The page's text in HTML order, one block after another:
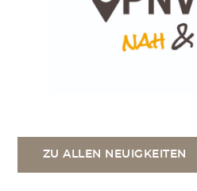
ZU ALLEN NEUIGKEITEN